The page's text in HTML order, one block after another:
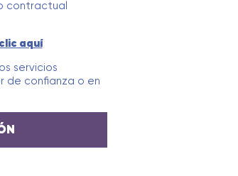
contractual
clic aquí
servicios
de confianza o en